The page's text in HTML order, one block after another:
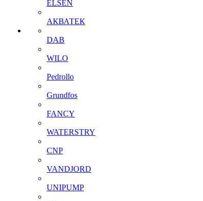
ELSEN
АКВАТЕК
DAB
WILO
Pedrollo
Grundfos
FANCY
WATERSTRY
CNP
VANDJORD
UNIPUMP